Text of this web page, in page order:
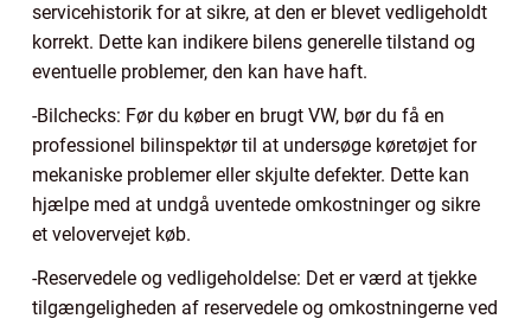
servicehistorik for at sikre, at den er blevet vedligeholdt
korrekt. Dette kan indikere bilens generelle tilstand og
eventuelle problemer, den kan have haft.
-Bilchecks: Før du køber en brugt VW, bør du få en
professionel bilinspektør til at undersøge køretøjet for
mekaniske problemer eller skjulte defekter. Dette kan
hjælpe med at undgå uventede omkostninger og sikre
et velovervejet køb.
-Reservedele og vedligeholdelse: Det er værd at tjekke
tilgængeligheden af reservedele og omkostningerne ved